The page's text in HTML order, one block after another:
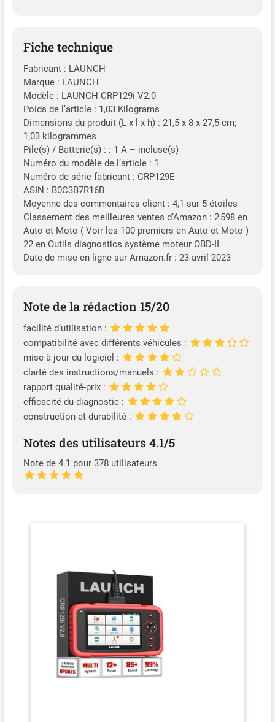
Fiche technique
Fabricant : LAUNCH
Marque : LAUNCH
Modèle : LAUNCH CRP129i V2.0
Poids de l’article : 1,03 Kilograms
Dimensions du produit (L x l x h) : 21,5 x 8 x 27,5 cm;
1,03 kilogrammes
Pile(s) / Batterie(s) : : 1 A – incluse(s)
Numéro du modèle de l’article : 1
Numéro de série fabricant : CRP129E
ASIN : B0C3B7R16B
Moyenne des commentaires client : 4,1 sur 5 étoiles
Classement des meilleures ventes d’Amazon : 2 598 en
Auto et Moto ( Voir les 100 premiers en Auto et Moto )
22 en Outils diagnostics système moteur OBD-II
Date de mise en ligne sur Amazon.fr : 23 avril 2023
Note de la rédaction 15/20
facilité d’utilisation :
compatibilité avec différents véhicules :
mise à jour du logiciel :
clarté des instructions/manuels :
rapport qualité-prix :
efficacité du diagnostic :
construction et durabilité :
Notes des utilisateurs 4.1/5
Note de 4.1 pour 378 utilisateurs